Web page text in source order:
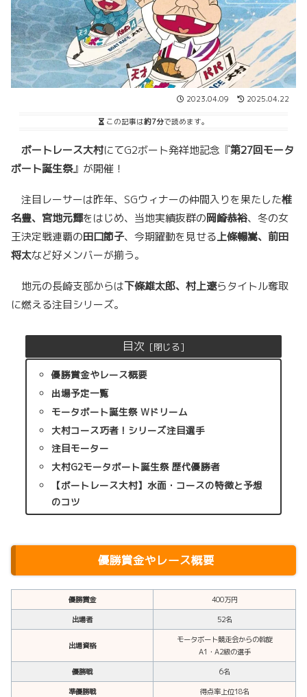
2023.04.09 2025.04.22
この記事は約7分で読めます。
ボートレース大村にてG2ボート発祥地記念『第27回モータ
ボート誕生祭』が開催！
注目レーサーは昨年、SGウィナーの仲間入りを果たした椎
名豊、宮地元輝をはじめ、当地実績抜群の岡崎恭裕、冬の女
王決定戦連覇の田口節子、今期躍動を見せる上條暢嵩、前田
将太など好メンバーが揃う。
地元の長崎支部からは下條雄太郎、村上遼らタイトル奪取
に燃える注目シリーズ。
目次
優勝賞金やレース概要
出場予定一覧
モータボート誕生祭 Wドリーム
大村コース巧者！シリーズ注目選手
注目モーター
大村G2モータボート誕生祭 歴代優勝者
【ボートレース大村】水面・コースの特徴と予想
のコツ
優勝賞金やレース概要
優勝賞金 400万円
出場者 52名
出場資格
モータボート競走会からの斡旋
A1・A2級の選手
優勝戦 6名
準優勝戦 得点率上位18名